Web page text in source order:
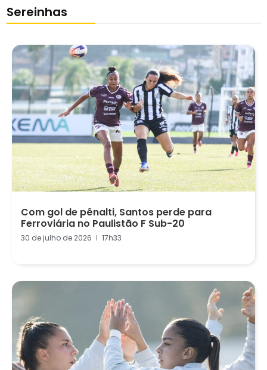
Sereinhas
Com gol de pênalti, Santos perde para
Ferroviária no Paulistão F Sub-20
30 de julho de 2026 17h33